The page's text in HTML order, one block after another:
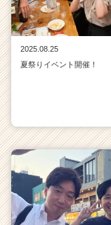
2025.08.25
夏祭りイベント開催！